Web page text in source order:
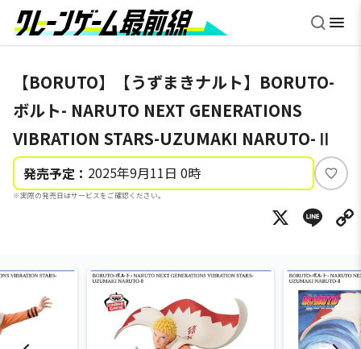
【BORUTO】【うずまきナルト】BORUTO-
ボルト- NARUTO NEXT GENERATIONS
VIBRATION STARS-UZUMAKI NARUTO-Ⅱ
発売予定： 2025年9月11日 0時
※実際の発売日はサービスをご確認ください。
い
ね
X